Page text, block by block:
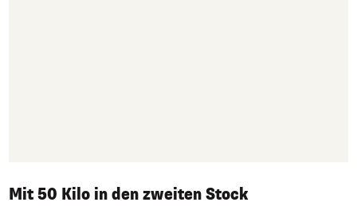
Mit 50 Kilo in den zweiten Stock